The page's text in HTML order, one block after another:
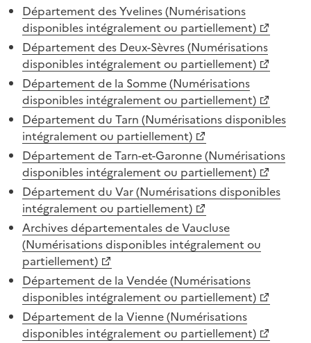
Département des Yvelines (Numérisations
disponibles intégralement ou partiellement)
Département des Deux-Sèvres (Numérisations
disponibles intégralement ou partiellement)
Département de la Somme (Numérisations
disponibles intégralement ou partiellement)
Département du Tarn (Numérisations disponibles
intégralement ou partiellement)
Département de Tarn-et-Garonne (Numérisations
disponibles intégralement ou partiellement)
Département du Var (Numérisations disponibles
intégralement ou partiellement)
Archives départementales de Vaucluse
(Numérisations disponibles intégralement ou
partiellement)
Département de la Vendée (Numérisations
disponibles intégralement ou partiellement)
Département de la Vienne (Numérisations
disponibles intégralement ou partiellement)